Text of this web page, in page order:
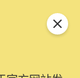
关闭